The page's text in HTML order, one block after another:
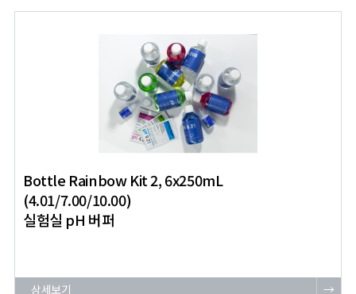
Bottle Rainbow Kit 2, 6x250mL
(4.01/7.00/10.00)
실험실 pH 버퍼
상세보기 →